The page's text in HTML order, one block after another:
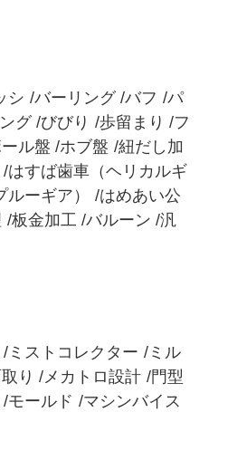
シ バーリング バフ
パ
グ びびり 歩留まり
フ
ル盤 ホブ盤 紐だし加
はすば歯車（ヘリカルギ
ーギア）
はめあい公
板金加工 バルーン 汎
ミストコレクター ミル
り メカトロ設計 門型
モールド マシンバイス